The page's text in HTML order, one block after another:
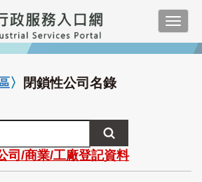
〉 閉鎖性公司名錄
司/商業/工廠登記資料